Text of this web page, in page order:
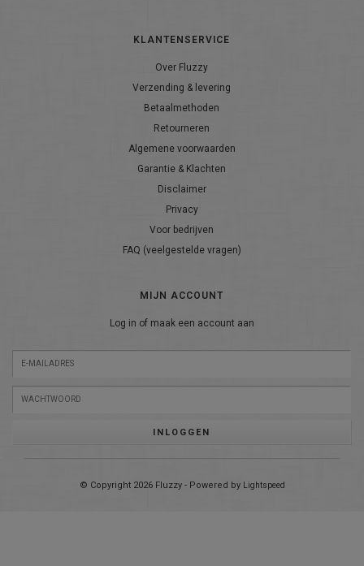
KLANTENSERVICE
Over Fluzzy
Verzending & levering
Betaalmethoden
Retourneren
Algemene voorwaarden
Garantie & Klachten
Disclaimer
Privacy
Voor bedrijven
FAQ (veelgestelde vragen)
MIJN ACCOUNT
Log in of maak een account aan
INLOGGEN
© Copyright 2026 Fluzzy - Powered by Lightspeed